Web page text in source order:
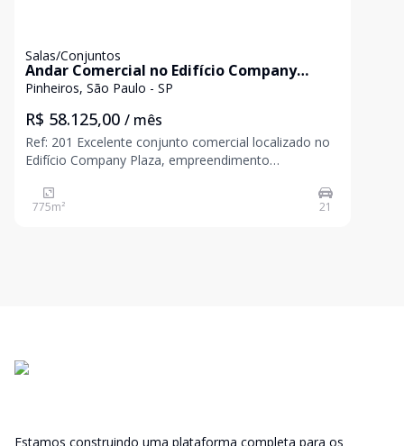
Salas/Conjuntos
Andar Comercial no Edifício Company
Plaza - Butantã, São Paulo
Pinheiros, São Paulo - SP
R$ 58.125,00 / mês
Ref: 201 Excelente conjunto comercial localizado no
Edifício Company Plaza, empreendimento
central, gerador full, acessibilidade, heliponto e
sistemas de alarme e sprinkler recentemente
775m² 21
Estamos construindo uma plataforma completa para os